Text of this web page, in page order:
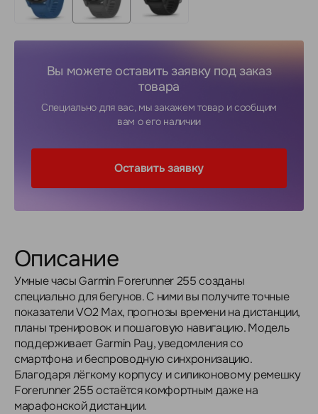
Вы можете оставить заявку под заказ
товара
Специально для вас, мы закажем товар и сообщим
вам о его наличии
Оставить заявку
Описание
Умные часы Garmin Forerunner 255 созданы
специально для бегунов. С ними вы получите точные
показатели VO2 Max, прогнозы времени на дистанции,
планы тренировок и пошаговую навигацию. Модель
поддерживает Garmin Pay, уведомления со
смартфона и беспроводную синхронизацию.
Благодаря лёгкому корпусу и силиконовому ремешку
Forerunner 255 остаётся комфортным даже на
марафонской дистанции.